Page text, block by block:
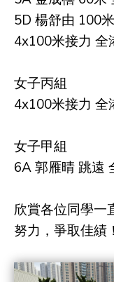
5D 楊舒由 100
4x100米接力 全
女子丙組
4x100米接力 全
女子甲組
6A 郭雁晴 跳遠
欣賞各位同學一
努力，爭取佳績！